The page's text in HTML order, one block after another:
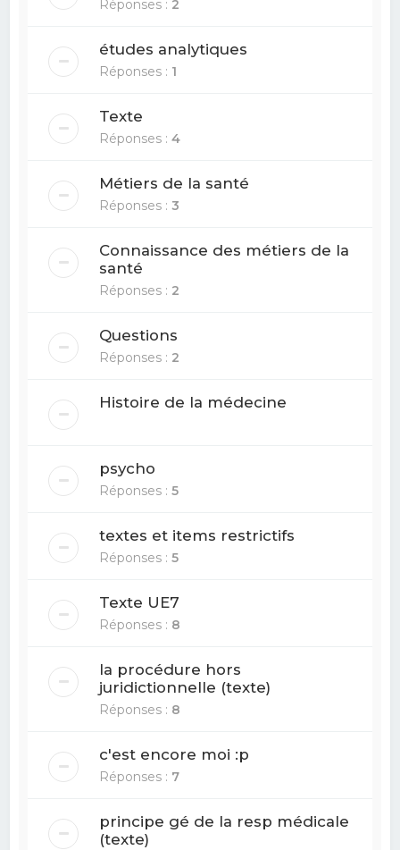
Réponses : 2
études analytiques
Réponses : 1
Texte
Réponses :4
Métiers de la santé
Réponses :3
Connaissance des métiers de la
santé
Réponses : 2
Questions
Réponses : 2
Histoire de la médecine
psycho
Réponses :5
textes et items restrictifs
Réponses :5
Texte UE7
Réponses : 8
la procédure hors
juridictionnelle (texte)
Réponses : 8
c'est encore moi :p
Réponses : 7
principe gé de la resp médicale
(texte)